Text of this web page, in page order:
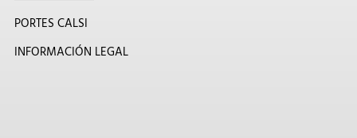
PORTES CALSI
INFORMACIÓN LEGAL